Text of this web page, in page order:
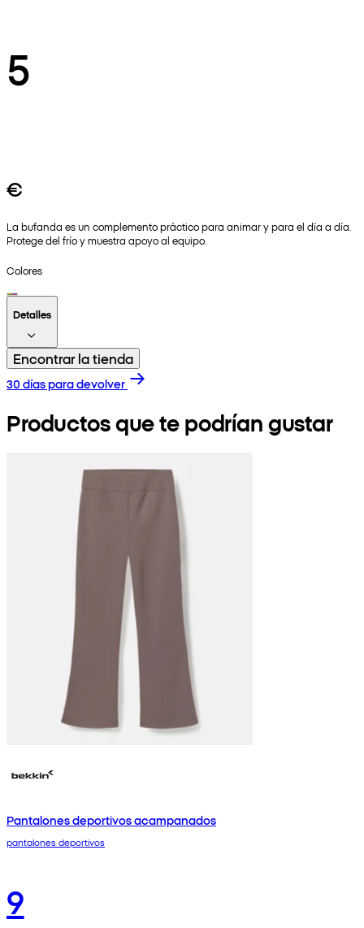
5
€
La bufanda es un complemento práctico para animar y para el día a día.
Protege del frío y muestra apoyo al equipo.
Colores
Detalles
Encontrar la tienda
30 días para devolver
Productos que te podrían gustar
Pantalones deportivos acampanados
pantalones deportivos
9